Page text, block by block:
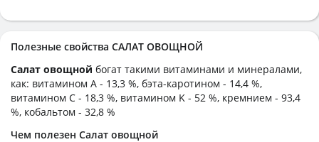
Полезные свойства САЛАТ ОВОЩНОЙ
Салат овощной богат такими витаминами и минералами,
как: витамином А - 13,3 %, бэта-каротином - 14,4 %,
витамином C - 18,3 %, витамином K - 52 %, кремнием - 93,4
%, кобальтом - 32,8 %
Чем полезен Салат овощной